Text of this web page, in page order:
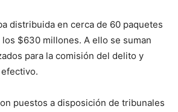
distribuida en cerca de 60 paquetes
$630 millones. A ello se suman
para la comisión del delito y
puestos a disposición de tribunales